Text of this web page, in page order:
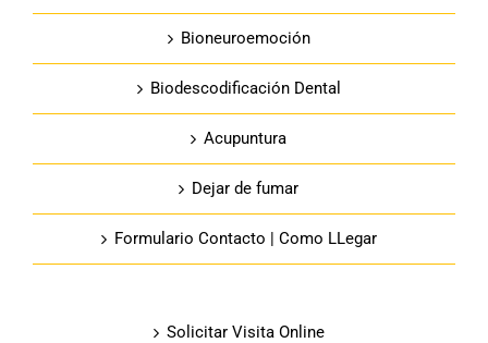
Bioneuroemoción
Biodescodificación Dental
Acupuntura
Dejar de fumar
Formulario Contacto | Como LLegar
Solicitar Visita Online